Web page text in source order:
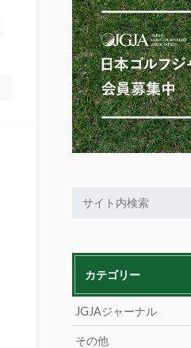
カテゴリー
JGJAジャーナル
その他